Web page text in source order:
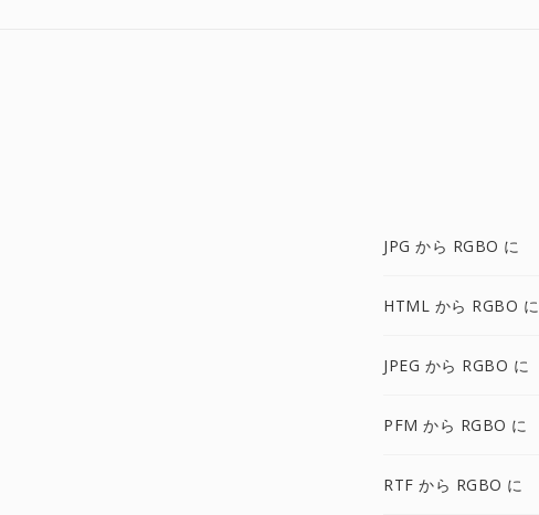
JPG から RGBO に
HTML から RGBO に
JPEG から RGBO に
PFM から RGBO に
RTF から RGBO に